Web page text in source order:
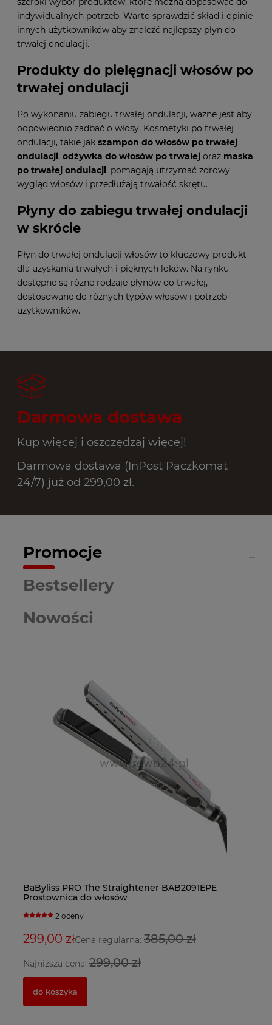
indywidualnych potrzeb. Warto sprawdzić skład i opinie
innych użytkowników aby znaleźć najlepszy płyn do
trwałej ondulacji.
Produkty do pielęgnacji włosów po
trwałej ondulacji
Po wykonaniu zabiegu trwałej ondulacji, ważne jest aby
odpowiednio zadbać o włosy. Kosmetyki po trwałej
ondulacji, takie jak szampon do włosów po trwałej
ondulacji, odżywka do włosów po trwalej oraz maska
po trwałej ondulacji, pomagają utrzymać zdrowy
wygląd włosów i przedłużają trwałość skrętu.
Płyny do zabiegu trwałej ondulacji
w skrócie
Płyn do trwałej ondulacji włosów to kluczowy produkt
dla uzyskania trwałych i pięknych loków. Na rynku
dostępne są różne rodzaje płynów do trwałej,
dostosowane do różnych typów włosów i potrzeb
użytkowników.
Darmowa dostawa
Kup więcej i oszczędzaj więcej!
Darmowa dostawa (InPost Paczkomat
24/7) już od 299,00 zł.
Promocje
Nowości
Bestsellery
BaByliss PRO The Straightener BAB2091EPE
Prostownica do włosów
2 oceny
299,00 złCena regularna: 385,00 zł
Najniższa cena: 299,00 zł
do koszyka